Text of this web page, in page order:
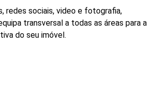
redes sociais, video e fotografia,
transversal a todas as áreas para a
do seu imóvel.